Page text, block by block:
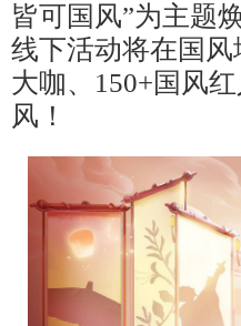
皆可国风”为主题
线下活动将在国
大咖、150+国风
风！